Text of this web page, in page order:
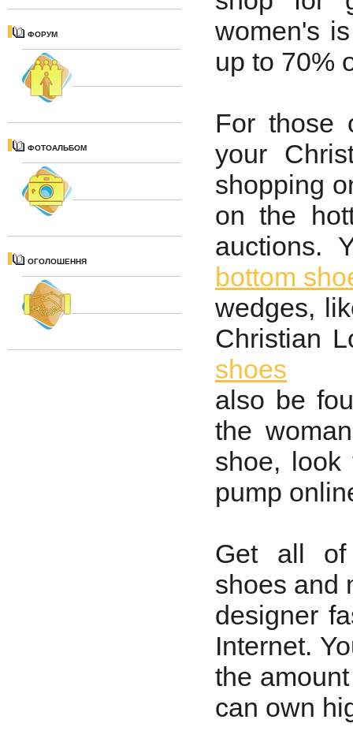
ФОРУМ
ФОТОАЛЬБОМ
ОГОЛОШЕННЯ
women's
up to 70%
For those
your
shopping
on the
auctions.
bottom
wedges,
Christian
shoes
also be
the
shoe, look
pump
Get all of
shoes and
designer
Internet.
the
can own